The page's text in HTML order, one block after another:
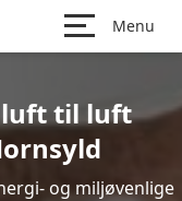
Menu
luft til luft
og miljøvenlige